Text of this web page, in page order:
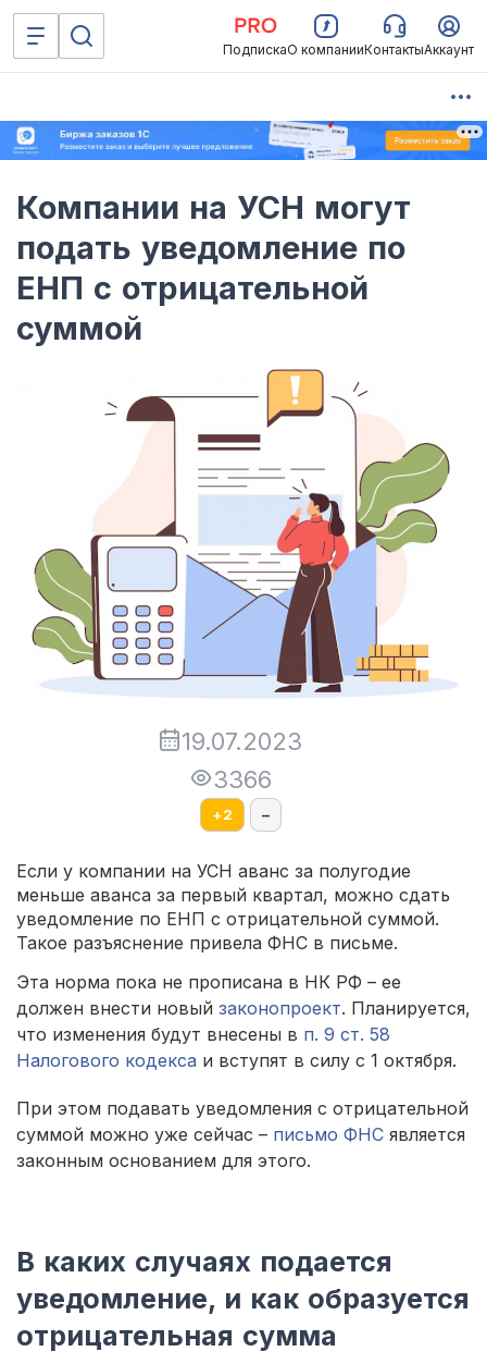
ПодпискаО компанииКонтактыАккаунт
Компании на УСН могут
подать уведомление по
ЕНП с отрицательной
суммой
19.07.2023
3366
+2 –
Если у компании на УСН аванс за полугодие
меньше аванса за первый квартал, можно сдать
уведомление по ЕНП с отрицательной суммой.
Такое разъяснение привела ФНС в письме.
Эта норма пока не прописана в НК РФ – ее
должен внести новый законопроект. Планируется,
что изменения будут внесены в п. 9 ст. 58
Налогового кодекса и вступят в силу с 1 октября.
При этом подавать уведомления с отрицательной
суммой можно уже сейчас – письмо ФНС является
законным основанием для этого.
В каких случаях подается
уведомление, и как образуется
отрицательная сумма